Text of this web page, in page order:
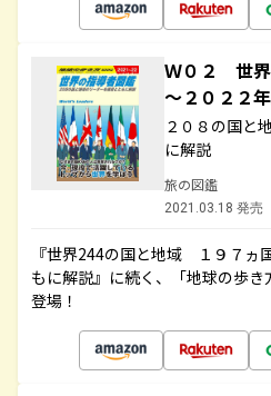
Ｗ０２ 世
～２０２２
２０８の国と
に解説
旅の図鑑
2021.03.18 発売
『世界244の国と地域 １９７ヵ
もに解説』に続く、「地球の歩
登場！